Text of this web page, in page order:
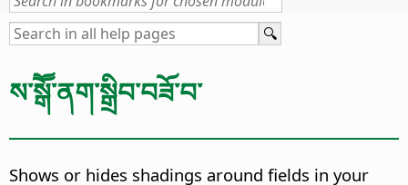
ས་སྒཽ་ནག་སྒྲིབ་བཟོ་བ་
Shows or hides shadings around fields in your